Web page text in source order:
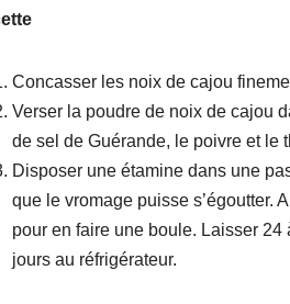
Concasser les noix de cajou
Verser la poudre de noix de cajou
de sel de Guérande, le poivre et le
Disposer une étamine dans une
que le vromage puisse s’égoutter.
pour en faire une boule. Laisser
jours au réfrigérateur.